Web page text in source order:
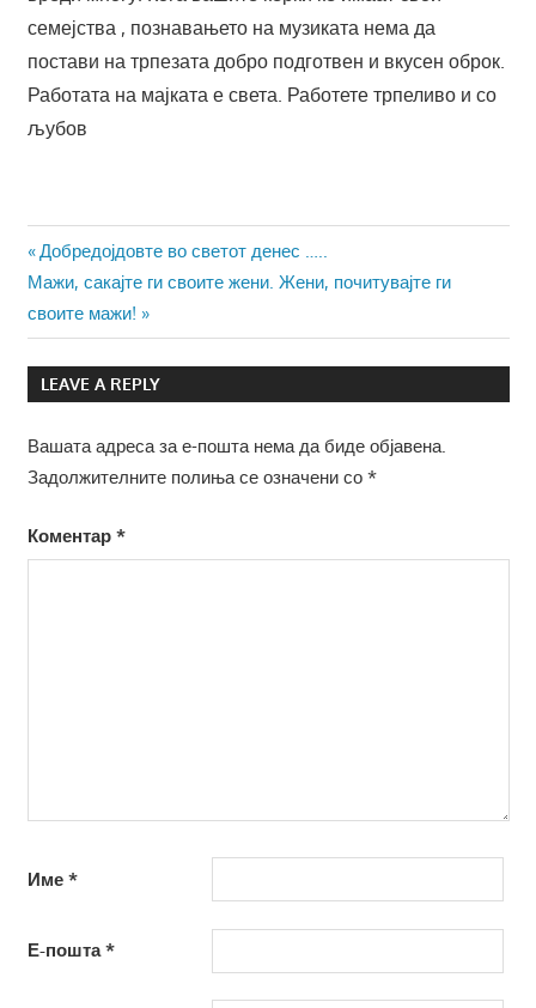
семејства , познавањето на музиката нема да
постави на трпезата добро подготвен и вкусен оброк.
Работата на мајката е света. Работете трпеливо и со
љубов
Навигација
на
напис
Previous
Post:
Добредојдовте во светот денес …..
Next
Post:
Мажи, сакајте ги своите жени. Жени, почитувајте ги
своите мажи!
LEAVE A REPLY
Вашата адреса за е-пошта нема да биде објавена.
Задолжителните полиња се означени со *
Коментар *
Име *
Е-пошта*